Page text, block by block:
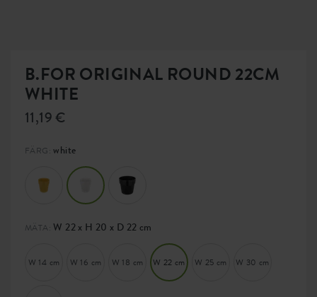
B.FOR ORIGINAL ROUND 22CM
WHITE
11,19 €
FÄRG: white
MÄTA: W 22 x H 20 x D 22 cm
W 14 cm W 16 cm W 18 cm W 22 cm W 25 cm W 30 cm